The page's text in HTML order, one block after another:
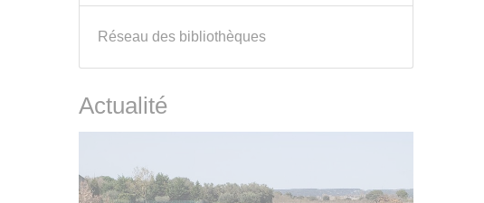
Réseau des bibliothèques
Actualité